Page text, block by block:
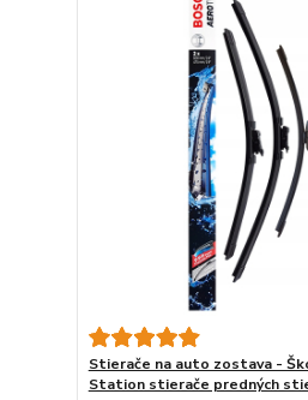
Stierače na auto zostava -
Station stierače predných